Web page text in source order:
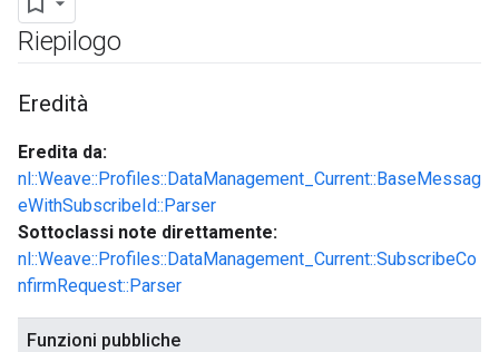
Riepilogo
Eredità
Eredita da:
nl::Weave::Profiles::DataManagement_Current::BaseMessag
eWithSubscribeId::Parser
Sottoclassi note direttamente:
nl::Weave::Profiles::DataManagement_Current::SubscribeCo
nfirmRequest::Parser
Funzioni pubbliche